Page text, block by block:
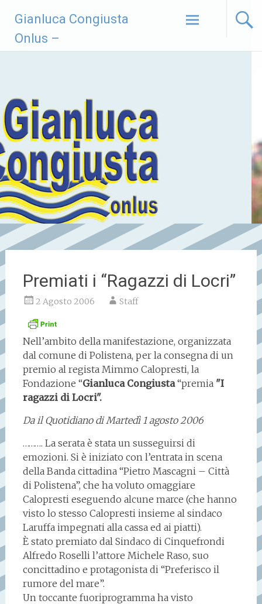
contenuto
Gianluca Congiusta
Onlus –
Premiati i “Ragazzi di Locri”
2 Agosto 2006 Staff
Nell’ambito della manifestazione, organizzata
dal comune di Polistena, per la consegna di un
premio al regista Mimmo Calopresti, la
Fondazione “Gianluca Congiusta“premia "I
ragazzi di Locri".
Da il Quotidiano di Martedì 1 agosto 2006
………. La serata è stata un susseguirsi di
emozioni. Si è iniziato con l’entrata in scena
della Banda cittadina “Pietro Mascagni – Città
di Polistena”, che ha voluto omaggiare
Calopresti eseguendo alcune marce (che hanno
visto lo stesso Calopresti insieme al sindaco
Laruffa impegnati alla cassa ed ai piatti).
È stato premiato dal Sindaco di Cinquefrondi
Alfredo Roselli l’attore Michele Raso, suo
concittadino e protagonista di “Preferisco il
rumore del mare”.
Un toccante fuoriprogramma ha visto